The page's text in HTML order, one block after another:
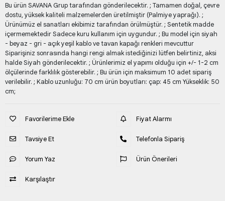
Bu ürün SAVANA Grup tarafından gönderilecektir. ; Tamamen doğal, çevre
dostu, yüksek kaliteli malzemelerden üretilmiştir (Palmiye yaprağı). ;
Ürünümüz el sanatları ekibimiz tarafından örülmüştür. ; Sentetik madde
içermemektedir Sadece kuru kullanım için uygundur. ; Bu model için siyah
- beyaz - gri - açık yeşil kablo ve tavan kapağı renkleri mevcuttur
Siparişiniz sonrasında hangi rengi almak istediğinizi lütfen belirtiniz, aksi
halde Siyah gönderilecektir. ; Ürünlerimiz el yapımı olduğu için +/- 1-2 cm
ölçülerinde farklılık gösterebilir. ; Bu ürün için maksimum 10 adet sipariş
verilebilir. ; Kablo uzunluğu: 70 cm ürün boyutları: çap: 45 cm Yükseklik: 50
cm;
Favorilerime Ekle
Tavsiye Et
Yorum Yaz
Karşılaştır
Fiyat Alarmı
Telefonla Sipariş
Ürün Önerileri